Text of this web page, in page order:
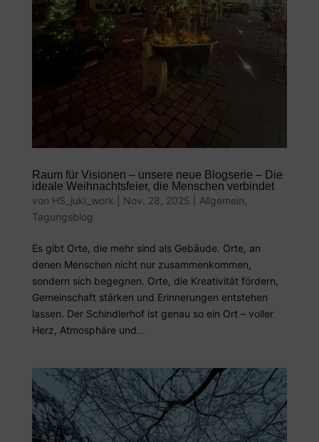
Raum für Visionen – unsere neue Blogserie – Die
ideale Weihnachtsfeier, die Menschen verbindet
von HS_juki_work Nov. 28, 2025 Allgemein
Tagungsblog
Es gibt Orte, die mehr sind als Gebäude. Orte, an
denen Menschen nicht nur zusammenkommen,
sondern sich begegnen. Orte, die Kreativität fördern,
Gemeinschaft stärken und Erinnerungen entstehen
lassen. Der Schindlerhof ist genau so ein Ort – voller
Herz, Atmosphäre und...